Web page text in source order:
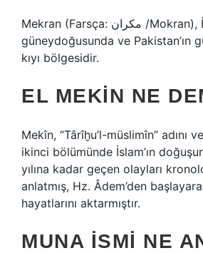
Mekran (Farsça: مکران /Mokran), İran’ın
güneydoğusunda ve Pakistan’ın
kıyı bölgesidir.
EL MEKIN NE
Mekîn, “Târîḫu’l-müslimîn” adını
ikinci bölümünde İslam’ın
yılına kadar geçen olayları
anlatmış, Hz. Âdem’den
hayatlarını aktarmıştır.
MUNA ISMI NE